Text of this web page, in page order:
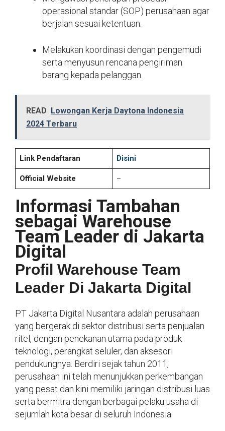
operasional standar (SOP) perusahaan agar
berjalan sesuai ketentuan.
Melakukan koordinasi dengan pengemudi
serta menyusun rencana pengiriman
barang kepada pelanggan.
READ Lowongan Kerja Daytona Indonesia
2024 Terbaru
Link Pendaftaran Disini
Official Website –
Informasi Tambahan
sebagai Warehouse
Team Leader di Jakarta
Digital
Profil Warehouse Team
Leader Di Jakarta Digital
PT Jakarta Digital Nusantara adalah perusahaan
yang bergerak di sektor distribusi serta penjualan
ritel, dengan penekanan utama pada produk
teknologi, perangkat seluler, dan aksesori
pendukungnya. Berdiri sejak tahun 2011,
perusahaan ini telah menunjukkan perkembangan
yang pesat dan kini memiliki jaringan distribusi luas
serta bermitra dengan berbagai pelaku usaha di
sejumlah kota besar di seluruh Indonesia.